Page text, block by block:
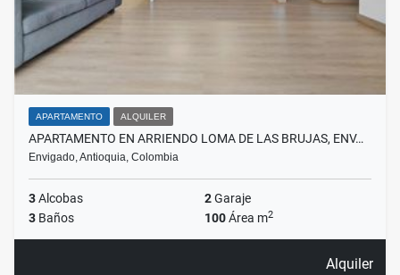
APARTAMENTO ALQUILER
APARTAMENTO EN ARRIENDO LOMA DE LAS BRUJAS, ENV…
Envigado, Antioquia, Colombia
3Alcobas 2Garaje
3 Baños 100Área m2
Alquiler